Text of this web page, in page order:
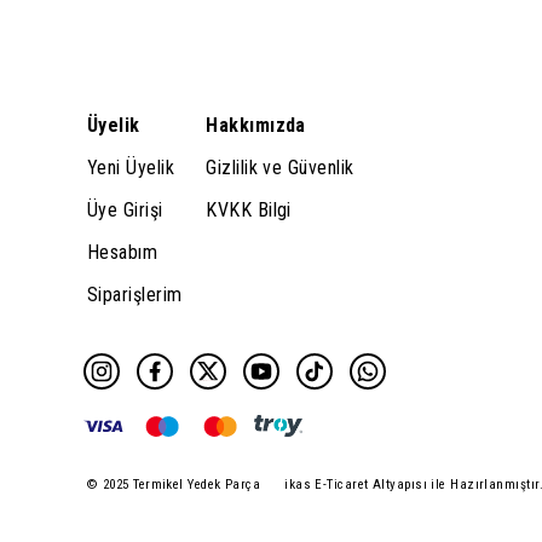
Üyelik
Yeni Üyelik
Üye Girişi
Hesabım
Siparişlerim
Hakkımızda
Gizlilik ve Güvenlik
KVKK Bilgi
© 2025 Termikel Yedek Parça ikas E-Ticaret Altyapısı ile Hazırlanmıştır.